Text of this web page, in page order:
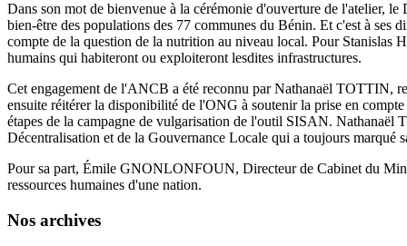
Dans son mot de bienvenue à la cérémonie d'ouverture de l'atelier,
bien-être des populations des 77 communes du Bénin. Et c'est à
compte de la question de la nutrition au niveau local. Pour Stanislas
humains qui habiteront ou exploiteront lesdites infrastructures.
Cet engagement de l'ANCB a été reconnu par Nathanaël TOTTIN,
ensuite réitérer la disponibilité de l'ONG à soutenir la prise en
étapes de la campagne de vulgarisation de l'outil SISAN.
Décentralisation et de la Gouvernance Locale qui a toujours marqué
Pour sa part, Émile GNONLONFOUN, Directeur de Cabinet du
ressources humaines d'une nation.
Nos archives